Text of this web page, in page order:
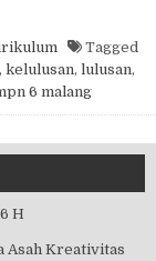
Tagged
, kelulusan, lulusan,
6 malang
H
Asah Kreativitas